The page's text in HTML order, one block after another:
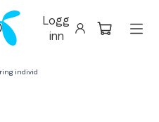
Logg
inn
individ